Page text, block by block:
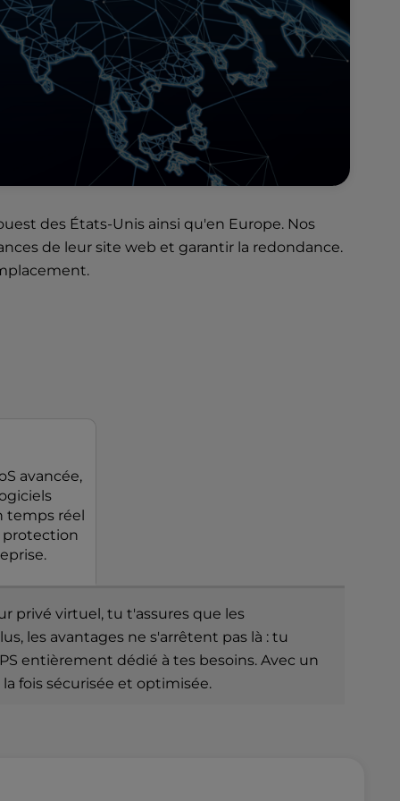
des États-Unis ainsi qu'en Europe. Nos
de leur site web et garantir la redondance.
avancée,
temps réel
protection
privé virtuel, tu t'assures que les
les avantages ne s'arrêtent pas là : tu
entièrement dédié à tes besoins. Avec un
fois sécurisée et optimisée.